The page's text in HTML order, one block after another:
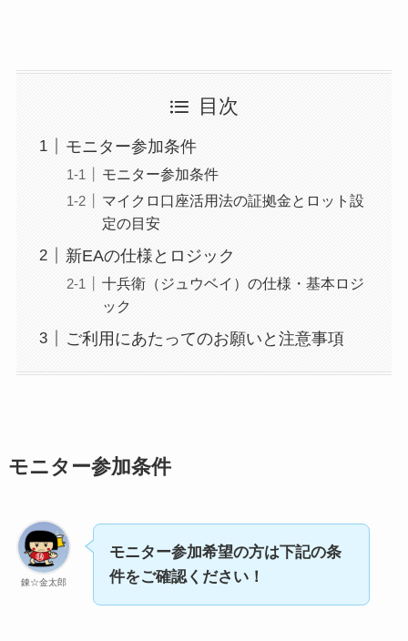
目次
モニター参加条件
モニター参加条件
マイクロ口座活用法の証拠金とロット設
定の目安
新EAの仕様とロジック
十兵衛（ジュウベイ）の仕様・基本ロジ
ック
ご利用にあたってのお願いと注意事項
モニター参加条件
錬☆金太郎
モニター参加希望の方は下記の条
件をご確認ください！